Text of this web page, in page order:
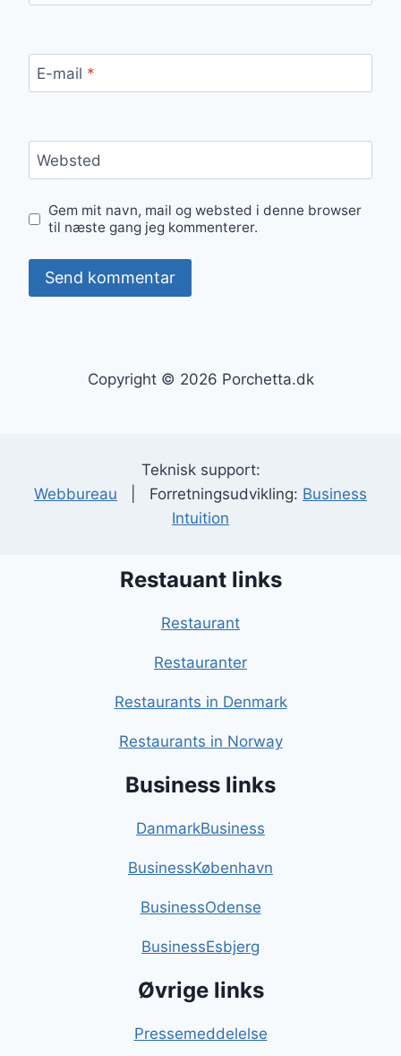
E-mail *
Websted
Gem mit navn, mail og websted i denne browser
til næste gang jeg kommenterer.
Copyright © 2026 Porchetta.dk
Teknisk support:
Webbureau | Forretningsudvikling: Business
Intuition
Restauant links
Restaurant
Restauranter
Restaurants in Denmark
Restaurants in Norway
Business links
DanmarkBusiness
BusinessKøbenhavn
BusinessOdense
BusinessEsbjerg
Øvrige links
Pressemeddelelse